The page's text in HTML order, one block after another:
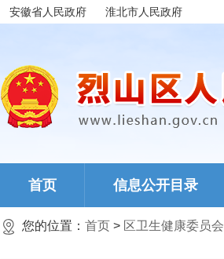
安徽省人民政府 淮北市人民政府
首页 信息公开目录
您的位置： 首页 > 区卫生健康委员会